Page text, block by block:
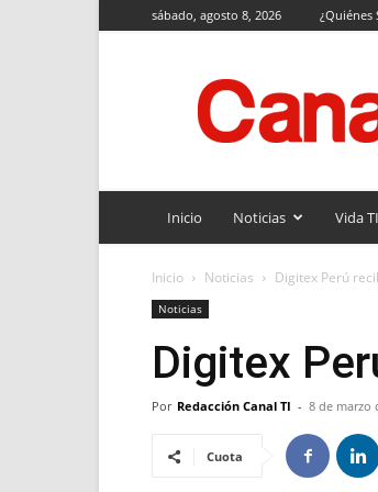
sábado, agosto 8, 2026 ¿Quiénes
TI
Inicio Noticias Vida TI
Inicio Noticias Digitex Perú
Noticias
Digitex
Por Redacción Canal TI - 8 de marzo
Cuota